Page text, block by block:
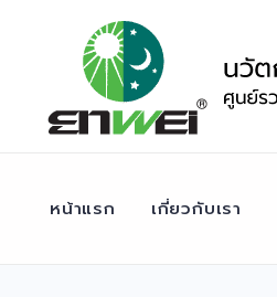
หน้าแรก เกี่ยวกับเรา